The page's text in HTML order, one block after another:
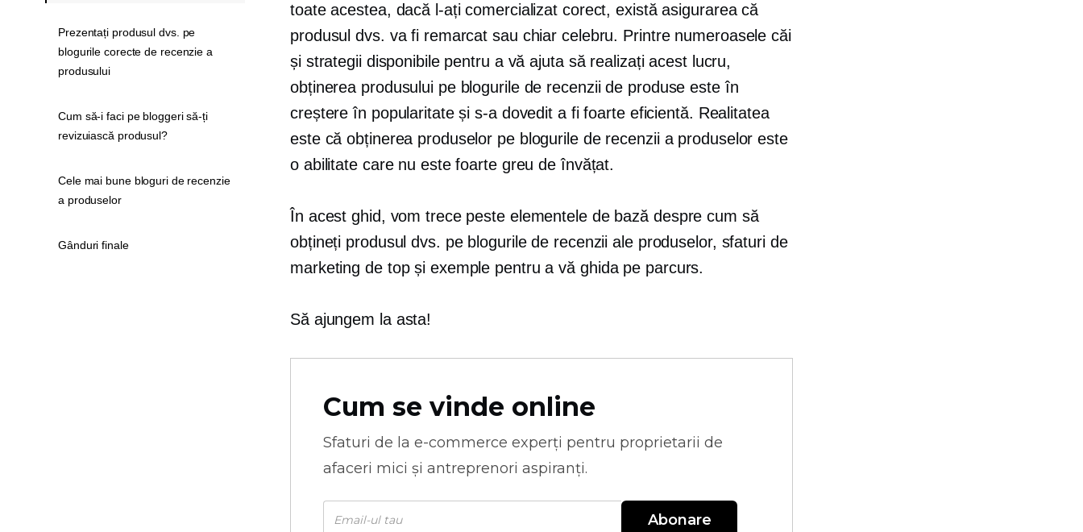
toate acestea, dacă l-ați comercializat corect, există asigurarea că
produsul dvs. va fi remarcat sau chiar celebru. Printre numeroasele căi
și strategii disponibile pentru a vă ajuta să realizați acest lucru,
obținerea produsului pe blogurile de recenzii de produse este în
creștere în popularitate și s-a dovedit a fi foarte eficientă. Realitatea
este că obținerea produselor pe blogurile de recenzii a produselor este
o abilitate care nu este foarte greu de învățat.
În acest ghid, vom trece peste elementele de bază despre cum să
obțineți produsul dvs. pe blogurile de recenzii ale produselor, sfaturi de
marketing de top și exemple pentru a vă ghida pe parcurs.
Să ajungem la asta!
Cum se vinde online
Sfaturi de la e-commerce experți pentru proprietarii de
afaceri mici și antreprenori aspiranți.
Abonare
Prezentați produsul dvs. pe
blogurile corecte de recenzie a
produsului
Cum să-i faci pe bloggeri să-ți
revizuiască produsul?
Cele mai bune bloguri de recenzie
a produselor
Gânduri finale